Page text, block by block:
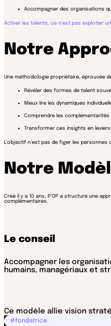
Accompagner des organisations
Activer les talents, ce n’est pas exploiter
Notre
Une méthodologie propriétaire, éprouvée
Révéler des formes de talent
Mieux lire les dynamiques
Comprendre les
Transformer ces insights en
L’objectif n’est pas de figer les
Notre
Créé il y a 10 ans, P’OP a structuré une
complémentaires.
Le conseil
Accompagner les
humains, managériaux et
Ce modèle allie vision
#fondatrice